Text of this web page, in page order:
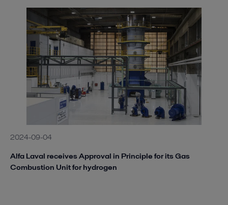
2024-09-04
Alfa Laval receives Approval in Principle for its Gas
Combustion Unit for hydrogen